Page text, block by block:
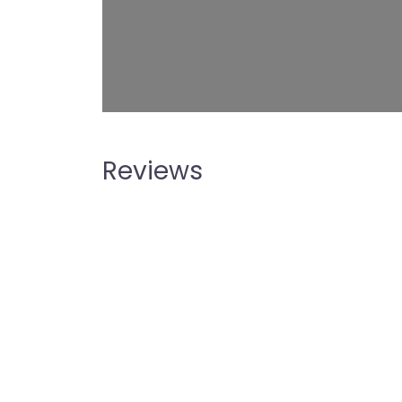
Reviews